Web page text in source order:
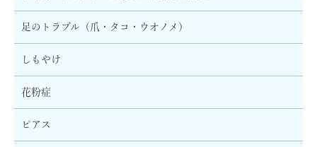
足のトラブル（爪・タコ・ウオノメ）
しもやけ
花粉症
ピアス